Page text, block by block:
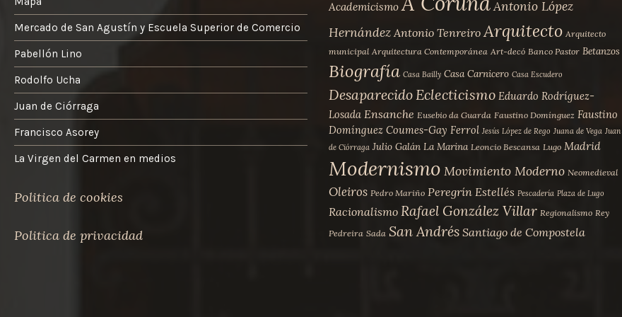
en
la
página
Mercado de San Agustín y Escuela Superior de Comercio
Pabellón Lino
Rodolfo Ucha
Juan de Ciórraga
Francisco Asorey
La Virgen del Carmen en medios
Politica de cookies
Politica de privacidad
Academicismo
Antonio López
Hernández Antonio Tenreiro Arquitecto Arquitecto
municipal Arquitectura Contemporánea Art-decó Banco Pastor Betanzos
Biografía Casa Bailly Casa Carnicero Casa Escudero
DesaparecidoEclecticismo Eduardo Rodríguez-
Losada Ensanche Eusebio da Guarda Faustino Domínguez Faustino
Domínguez Coumes-Gay Ferrol Jesús López de Rego Juana de Vega Juan
de Ciórraga Julio Galán La Marina Leoncio Bescansa Lugo Madrid
Modernismo Movimiento Moderno Neomedieval
Oleiros Pedro Mariño Peregrín Estellés Pescadería Plaza de Lugo
Racionalismo Rafael González Villar Regionalismo Rey
Pedreira Sada San Andrés Santiago de Compostela